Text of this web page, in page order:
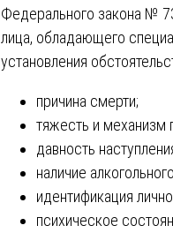
Федерального закона №
лица, обладающего
установления
причина смерти;
тяжесть и механизм
давность
наличие
идентификация
психическое